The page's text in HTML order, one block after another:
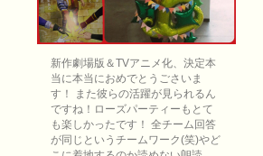
新作劇場版＆TVアニメ化、決定本
当に本当におめでとうごさいま
す！ また彼らの活躍が見られるん
ですね！ローズパーティーもとて
も楽しかったです！ 全チーム回答
が同じというチームワーク(笑)やど